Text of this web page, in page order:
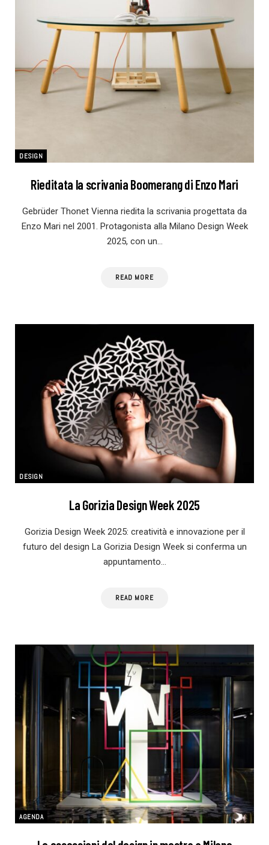
DESIGN
Rieditata la scrivania Boomerang di Enzo Mari
Gebrüder Thonet Vienna riedita la scrivania progettata da
Enzo Mari nel 2001. Protagonista alla Milano Design Week
2025, con un…
READ MORE
DESIGN
La Gorizia Design Week 2025
Gorizia Design Week 2025: creatività e innovazione per il
futuro del design La Gorizia Design Week si conferma un
appuntamento…
READ MORE
AGENDA